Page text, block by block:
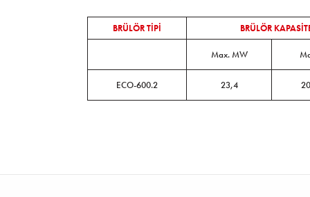
BRÜLÖR TİPİ BRÜLÖR
Max. MW
ECO-600.2 23,4